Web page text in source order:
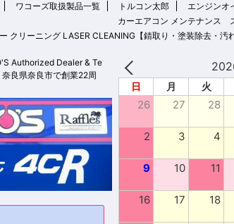
ワコーズ取扱製品一覧 トルコン太郎 エンジンオ
カーエアコン メンテナンス
クリーニング LASER CLEANING【錆取り・塗装除去・
日 月 火
26 27 28
2 3 4
9 10 11
16 17 18
Authorized Dealer & Te
県奈良市で創業22周